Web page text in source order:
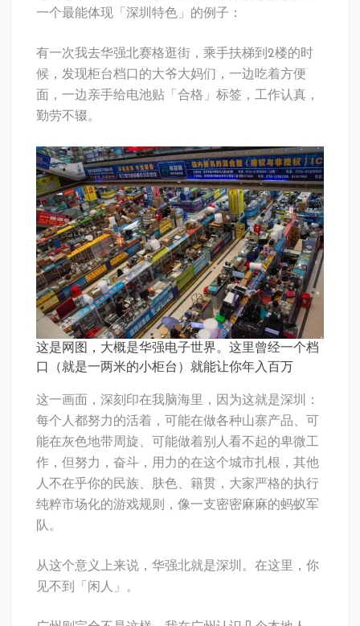
一个最能体现「深圳特色」的例子：
有一次我去华强北赛格逛街，乘手扶梯到2楼的时
候，发现柜台档口的大爷大妈们，一边吃着方便
面，一边亲手给电池贴「合格」标签，工作认真，
勤劳不辍。
这是网图，大概是华强电子世界。这里曾经一个档
口（就是一两米的小柜台）就能让你年入百万
这一画面，深刻印在我脑海里，因为这就是深圳：
每个人都努力的活着，可能在做各种山寨产品、可
能在灰色地带周旋、可能做着别人看不起的卑微工
作，但努力，奋斗，用力的在这个城市扎根，其他
人不在乎你的民族、肤色、籍贯，大家严格的执行
纯粹市场化的游戏规则，像一支密密麻麻的蚂蚁军
队。
从这个意义上来说，华强北就是深圳。在这里，你
见不到「闲人」。